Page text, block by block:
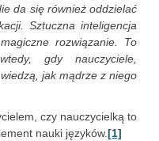
da się również oddzielać
Sztuczna inteligencja
rozwiązanie. To
gdy nauczyciele,
jak mądrze z niego
czy nauczycielką to
nauki języków.[1]